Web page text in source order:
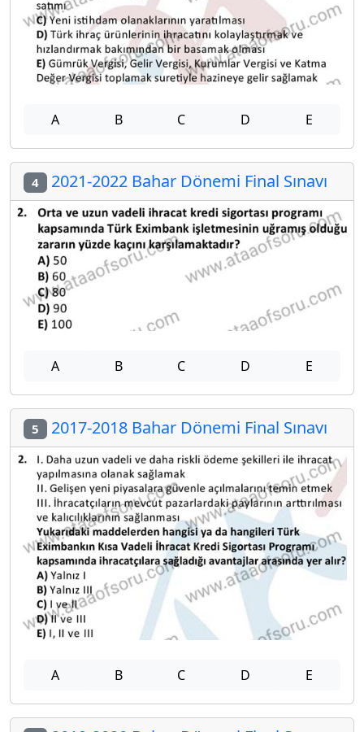
A B C D E
4 2021-2022 Bahar Dönemi Final Sınavı
A B C D E
5 2017-2018 Bahar Dönemi Final Sınavı
A B C D E